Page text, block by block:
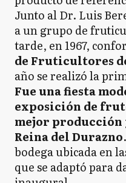
Junto al Dr. Luis
a un grupo de
tarde, en 1967,
de Fruticultores
año se realizó la
Fue una fiesta
exposición de
mejor producción
Reina del Durazno
bodega ubicada en
que se adaptó para